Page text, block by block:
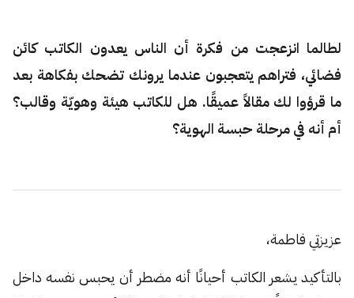
لطالما انزعجت من فكرة أن الناس يعدون الكاتب كائن
فضائي، فتراهم يتعجبون عندما يرونك تضحك بفكاهة بعد
ما قرؤوا لك مقالاً عميقًا. هل للكاتب هيئة وهويّة وقالب؟
أم أنه في مرحلة حبسة الهوية؟
عزيزتي فاطمة،
بالتأكيد يشعر الكاتب أحيانًا أنه مضطر أن يحبس نفسه داخل